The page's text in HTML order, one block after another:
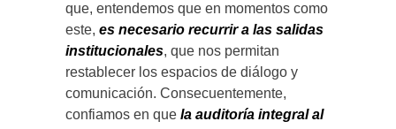
que, entendemos que en momentos como
este, es necesario recurrir a las salidas
institucionales, que nos permitan
restablecer los espacios de diálogo y
comunicación. Consecuentemente,
confiamos en que la auditoría integral al